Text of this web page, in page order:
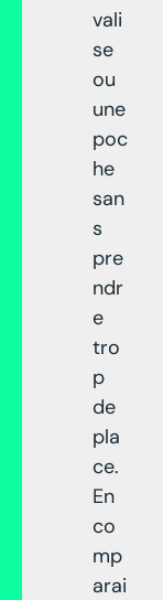
vali
se
ou
une
poc
he
san
s
pre
ndr
e
tro
p
de
pla
ce.
En
co
mp
arai